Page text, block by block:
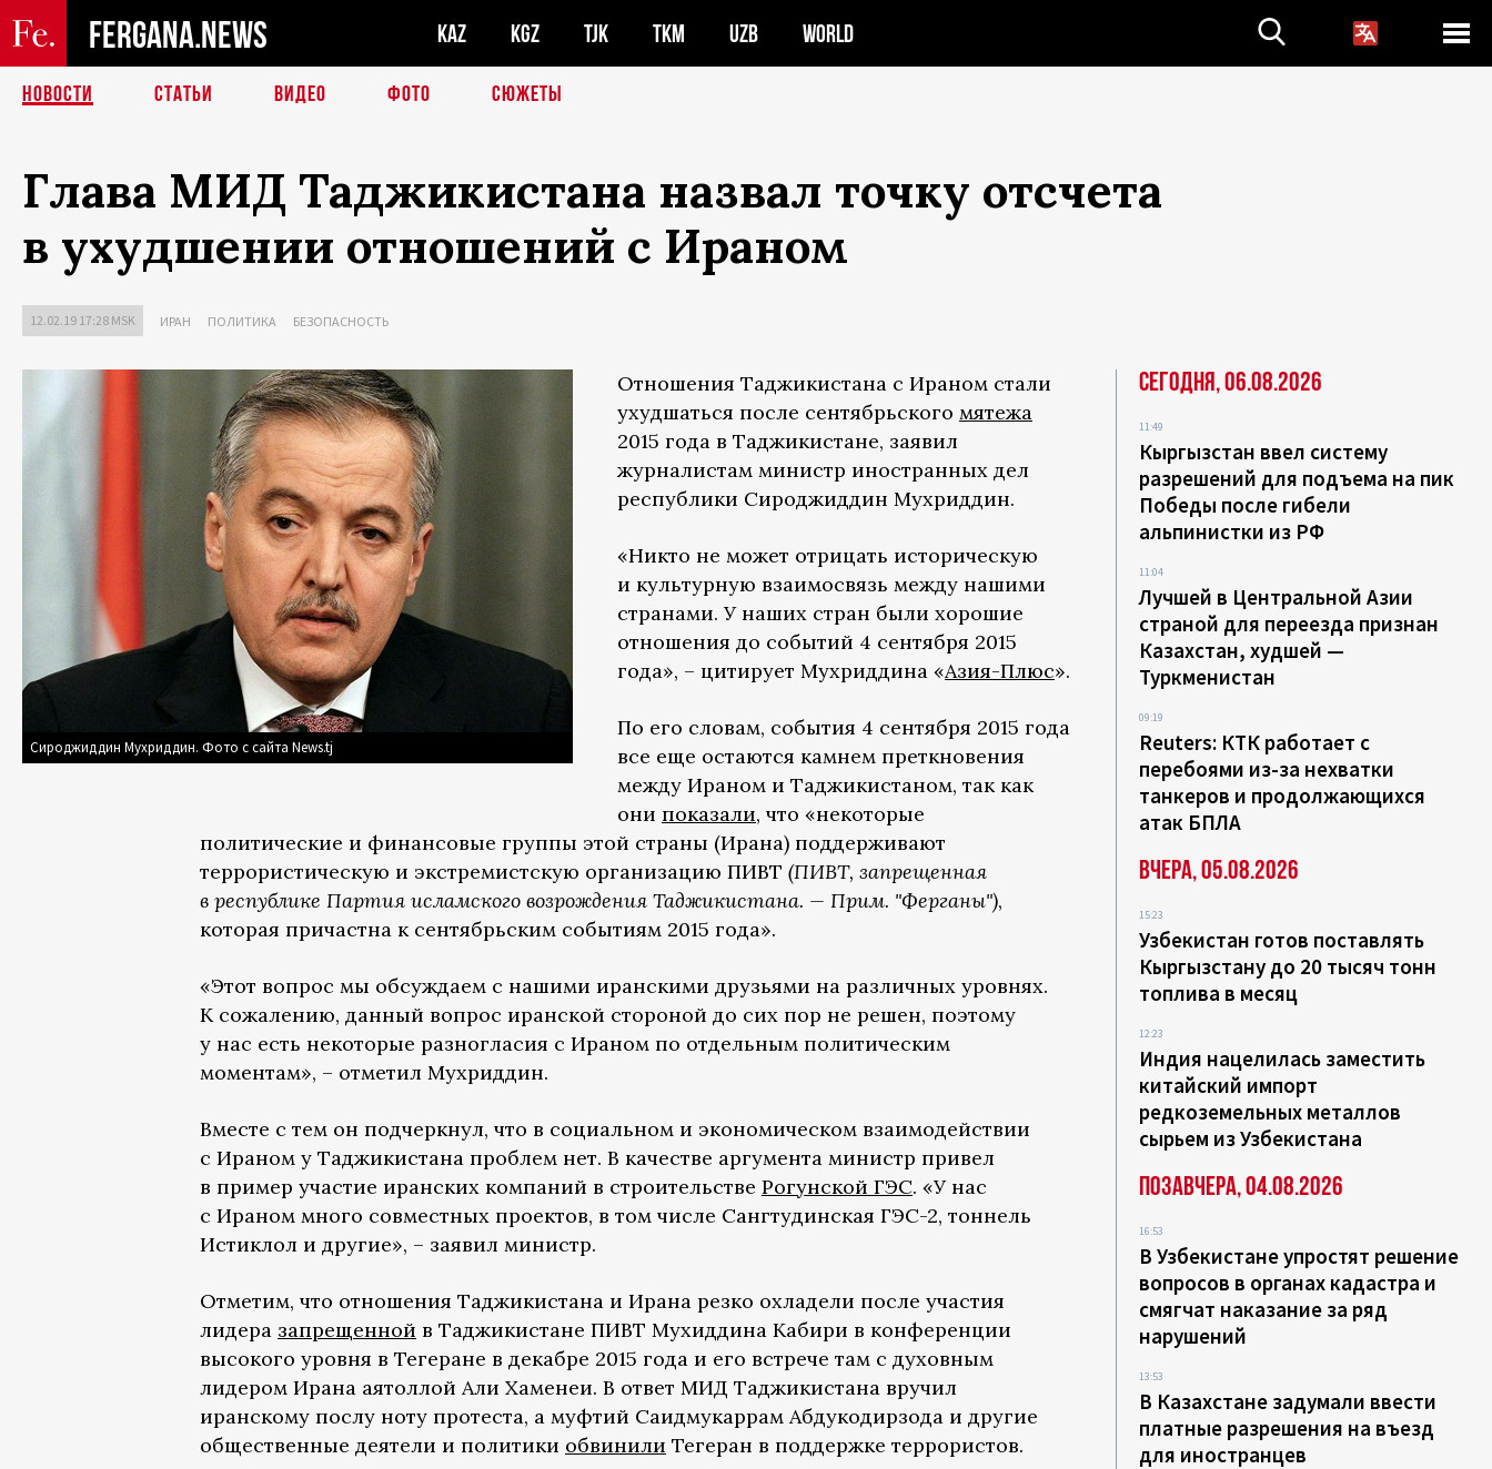
FERGANA.NEWS KAZ KGZ TJK TKM UZB WORLD
НОВОСТИ СТАТЬИ ВИДЕО ФОТО СЮЖЕТЫ
Глава МИД Таджикистана назвал точку отсчета
в ухудшении отношений с Ираном
12.02.19 17:28 MSK ИРАН ПОЛИТИКА БЕЗОПАСНОСТЬ
Сироджиддин Мухриддин. Фото с сайта News.tj
Отношения Таджикистана с Ираном стали
ухудшаться после сентябрьского мятежа
2015 года в Таджикистане, заявил
журналистам министр иностранных дел
республики Сироджиддин Мухриддин.
«Никто не может отрицать историческую
и культурную взаимосвязь между нашими
странами. У наших стран были хорошие
отношения до событий 4 сентября 2015
года», – цитирует Мухриддина «Азия-Плюс».
По его словам, события 4 сентября 2015 года
все еще остаются камнем преткновения
между Ираном и Таджикистаном, так как
они показали, что «некоторые
политические и финансовые группы этой страны (Ирана) поддерживают
террористическую и экстремистскую организацию ПИВТ (ПИВТ, запрещенная
в республике Партия исламского возрождения Таджикистана. — Прим. "Ферганы"),
которая причастна к сентябрьским событиям 2015 года».
«Этот вопрос мы обсуждаем с нашими иранскими друзьями на различных уровнях.
К сожалению, данный вопрос иранской стороной до сих пор не решен, поэтому
у нас есть некоторые разногласия с Ираном по отдельным политическим
моментам», – отметил Мухриддин.
Вместе с тем он подчеркнул, что в социальном и экономическом взаимодействии
с Ираном у Таджикистана проблем нет. В качестве аргумента министр привел
в пример участие иранских компаний в строительстве Рогунской ГЭС. «У нас
с Ираном много совместных проектов, в том числе Сангтудинская ГЭС-2, тоннель
Истиклол и другие», – заявил министр.
Отметим, что отношения Таджикистана и Ирана резко охладели после участия
лидера запрещенной в Таджикистане ПИВТ Мухиддина Кабири в конференции
высокого уровня в Тегеране в декабре 2015 года и его встрече там с духовным
лидером Ирана аятоллой Али Хаменеи. В ответ МИД Таджикистана вручил
иранскому послу ноту протеста, а муфтий Саидмукаррам Абдукодирзода и другие
общественные деятели и политики обвинили Тегеран в поддержке террористов.
Сегодня, 06.08.2026
11:49
Кыргызстан ввел систему
разрешений для подъема на пик
Победы после гибели
альпинистки из РФ
11:04
Лучшей в Центральной Азии
страной для переезда признан
Казахстан, худшей —
Туркменистан
09:19
Reuters: КТК работает с
перебоями из-за нехватки
танкеров и продолжающихся
атак БПЛА
Вчера, 05.08.2026
15:23
Узбекистан готов поставлять
Кыргызстану до 20 тысяч тонн
топлива в месяц
12:23
Индия нацелилась заместить
китайский импорт
редкоземельных металлов
сырьем из Узбекистана
Позавчера, 04.08.2026
16:53
В Узбекистане упростят решение
вопросов в органах кадастра и
смягчат наказание за ряд
нарушений
13:53
В Казахстане задумали ввести
платные разрешения на въезд
для иностранцев